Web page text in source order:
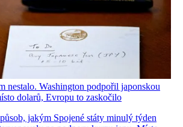
nestalo. Washington podpořil japonskou
dolarů, Evropu to zaskočilo
jakým Spojené státy minulý týden